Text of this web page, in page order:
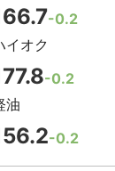
-0.2
イオク
-0.2
油
-0.2